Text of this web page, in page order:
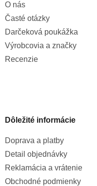
O nás
Časté otázky
Darčeková poukážka
Výrobcovia a značky
Recenzie
Dôležité informácie
Doprava a platby
Detail objednávky
Reklamácia a vrátenie
Obchodné podmienky